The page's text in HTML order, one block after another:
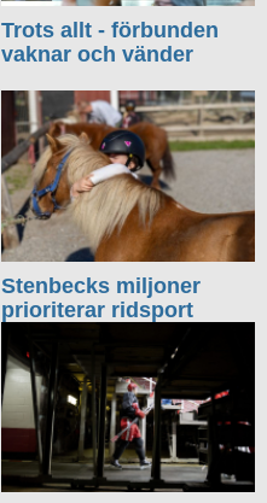
Trots allt - förbunden
vaknar och vänder
Stenbecks miljoner
prioriterar ridsport